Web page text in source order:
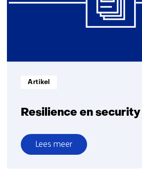
Resilience en security
Informatietype:
Artikel
Lees meer
over